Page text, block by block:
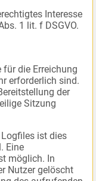
Interesse
1 lit. f DSGVO.
für die Erreichung
erforderlich sind.
der
Sitzung
ist dies
Eine
möglich. In
Nutzer gelöscht